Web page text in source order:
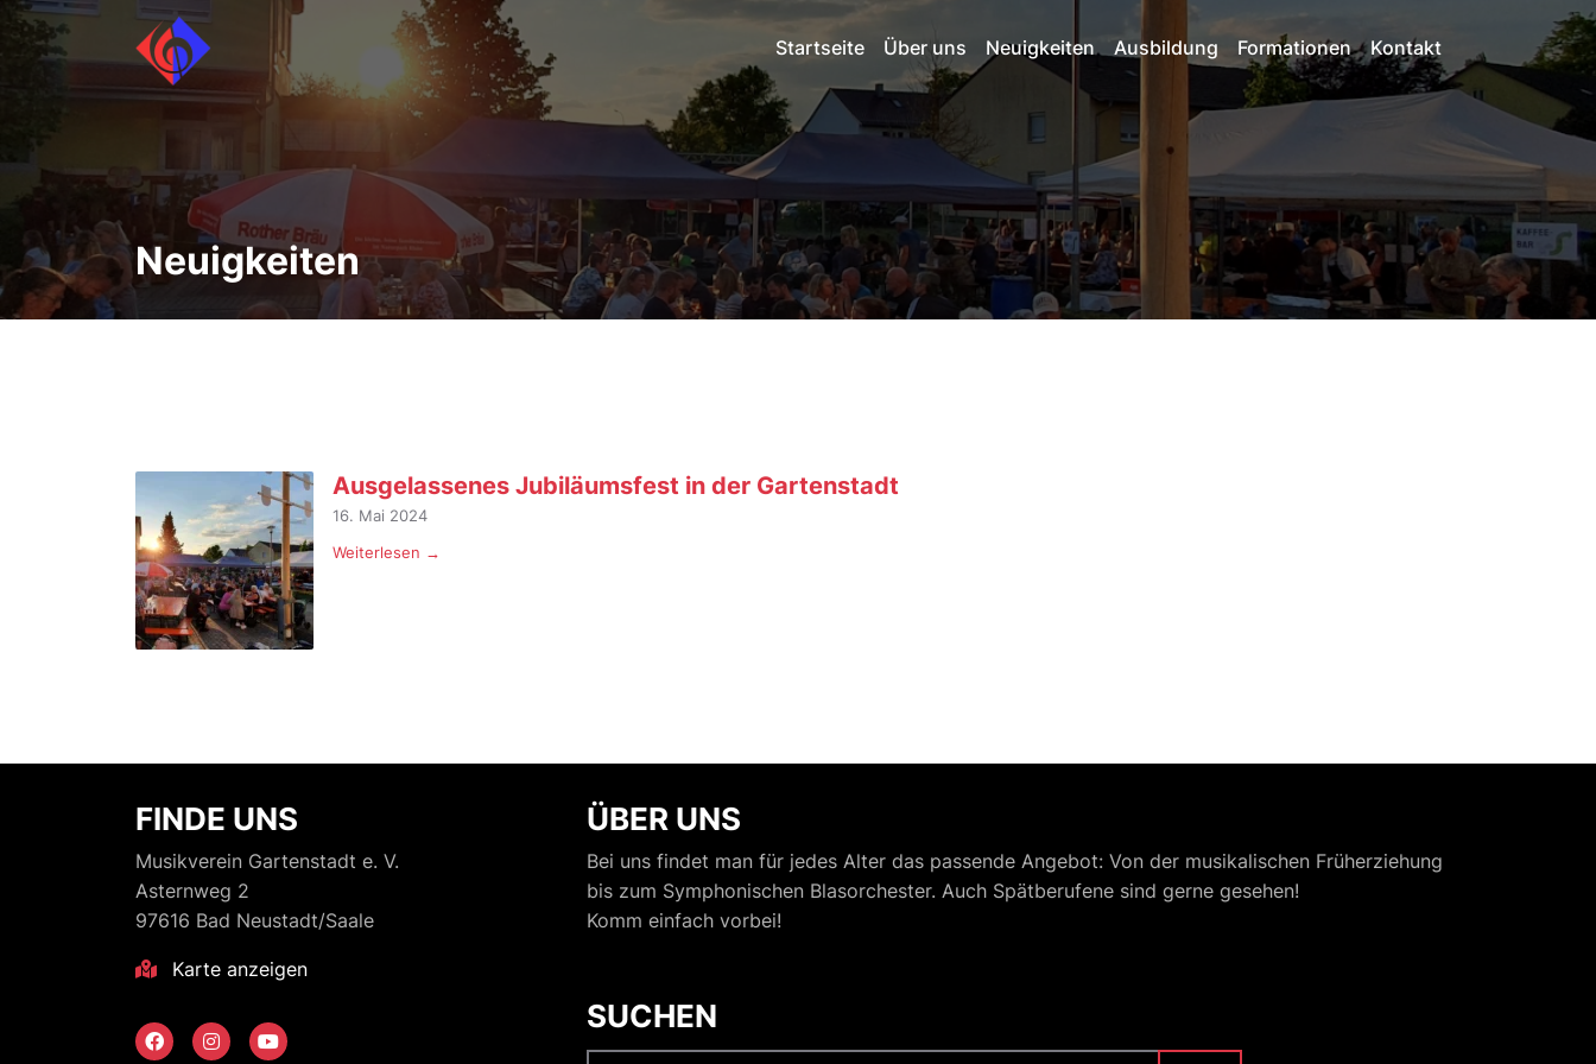
Startseite Über uns Neuigkeiten Ausbildung Formationen Kontakt
Neuigkeiten
Ausgelassenes Jubiläumsfest in der Gartenstadt
16. Mai 2024
Weiterlesen →
FINDE UNS
Musikverein Gartenstadt e. V.
Asternweg 2
97616 Bad Neustadt/Saale
Karte anzeigen
ÜBER UNS
Bei uns findet man für jedes Alter das passende Angebot: Von der musikalischen Früherziehung
bis zum Symphonischen Blasorchester. Auch Spätberufene sind gerne gesehen!
Komm einfach vorbei!
SUCHEN